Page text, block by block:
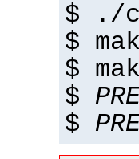
$ ./
$
$
$
$